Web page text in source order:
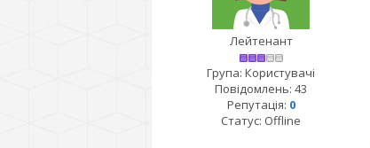
Лейтенант
Група: Користувачі
Повідомлень: 43
Репутація: 0
Статус: Offline